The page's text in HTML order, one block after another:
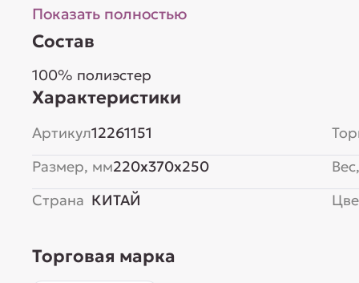
Показать полностью
Состав
100% полиэстер
Характеристики
Артикул12261151
Размер, мм220x370x250
Страна КИТАЙ
Торговая марка